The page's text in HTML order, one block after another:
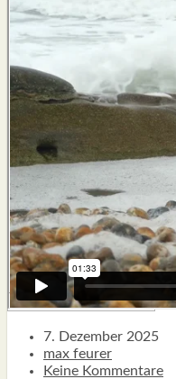
TYPISCH
RENÉ
IN EIGE­NER
SO GOOT’S
SPIEL­RE­GELN
DO-IT-
SHOUT­BOX
7. Dezember 2025
max feurer
Keine Kommentare